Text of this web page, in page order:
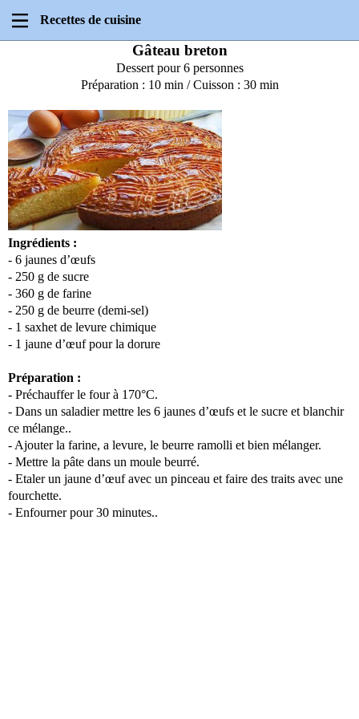
Recettes de cuisine
Gâteau breton
Dessert pour 6 personnes
Préparation : 10 min / Cuisson : 30 min
Ingrédients :
- 6 jaunes d’œufs
- 250 g de sucre
- 360 g de farine
- 250 g de beurre (demi-sel)
- 1 saxhet de levure chimique
- 1 jaune d’œuf pour la dorure
Préparation :
- Préchauffer le four à 170°C.
- Dans un saladier mettre les 6 jaunes d’œufs et le sucre et blanchir
ce mélange..
- Ajouter la farine, a levure, le beurre ramolli et bien mélanger.
- Mettre la pâte dans un moule beurré.
- Etaler un jaune d’œuf avec un pinceau et faire des traits avec une
fourchette.
- Enfourner pour 30 minutes..